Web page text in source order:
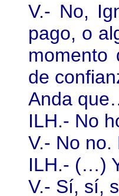
V.- No,
pago, o
momento
de
Anda
ILH.- No
V.- No
ILH.- (…)
V.- Sí, sí,